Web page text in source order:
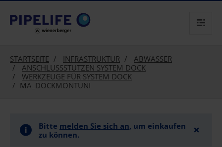
text.skipToContent
text.skipToNavigation
STARTSEITE INFRASTRUKTUR
ABWASSER
ANSCHLUSSSTUTZEN SYSTEM DOCK
WERKZEUGE FÜR SYSTEM DOCK
MA_DOCKMONTUNI
Bitte melden Sie sich an, um einkaufen
zu können.
×